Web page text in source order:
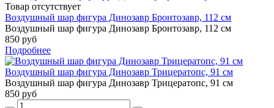
Товар отсутствует
Воздушный шар фигура Динозавр Бронтозавр, 112 см
Воздушный шар фигура Динозавр Бронтозавр, 112 см
850 руб
Подробнее
Воздушный шар фигура Динозавр Трицератопс, 91 см
Воздушный шар фигура Динозавр Трицератопс, 91 см
850 руб